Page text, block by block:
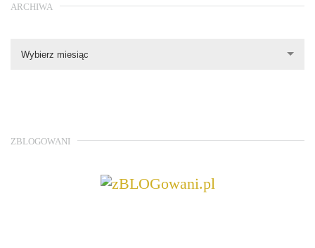
ARCHIWA
Wybierz miesiąc
ZBLOGOWANI